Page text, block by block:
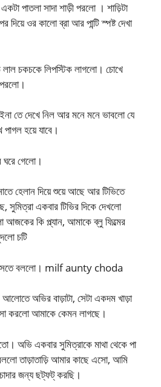
পাতলা সাদা শাড়ী পরলো । শাড়িটা
দিয়ে ওর কালো ব্রা আর পান্টি স্পষ্ট দেখা
চকচকে লিপস্টিক লাগলো। চোখে
তে দেখে নিল আর মনে মনে ভাবলো যে
হয়ে যাবে।
গেলো।
হেলান দিয়ে শুয়ে আছে আর টিভিতে
সুমিত্রা একবার টিভির দিকে দেখলো
আজকের কি প্ল্যান, আমাকে ব্লু ফিল্মের
চটি
আসতে বললো। milf aunty choda
অভির বাড়াটা, সেটা একদম খাড়া
করলো আমাকে কেমন লাগছে।
অভি একবার সুমিত্রাকে মাথা থেকে পা
তাড়াতাড়ি আমার কাছে এসো, আমি
জন্য ছট্ফট্ করছি।